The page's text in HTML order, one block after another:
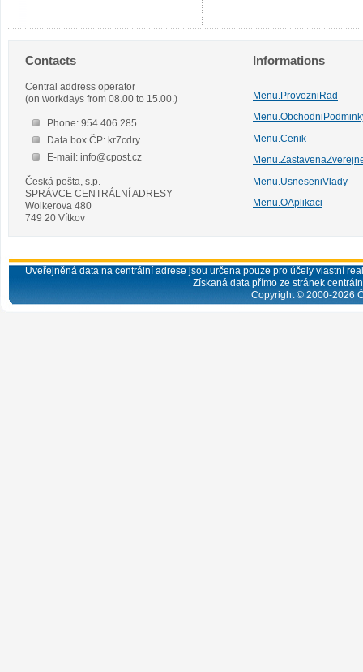
Contacts
Central address operator
(on workdays from 08.00 to 15.00.)
Phone: 954 406 285
Data box ČP: kr7cdry
E-mail: info@cpost.cz
Česká pošta, s.p.
SPRÁVCE CENTRÁLNÍ ADRESY
Wolkerova 480
749 20 Vítkov
Informations
Menu.ProvozniRad
Menu.Cenik
Menu.UsneseniVlady
Menu.OAplikaci
Uveřejněná data na centrální adrese jsou určena pouze pro účely vlastní
Získaná data přímo ze stránek
Copyright © 2000-2026